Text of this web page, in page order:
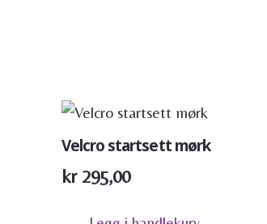
Velcro startsett mørk
kr295,00